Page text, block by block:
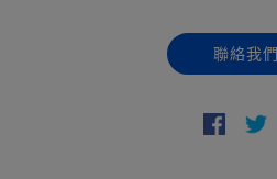
聯絡我們